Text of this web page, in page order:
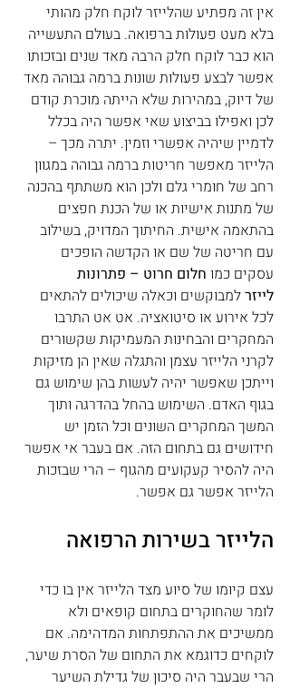
אין זה מפתיע שהלייזר לוקח חלק מהותי
בלא מעט פעולות ברפואה. בעולם התעשייה
הוא כבר לוקח חלק הרבה מאד שנים ובזכותו
אפשר לבצע פעולות שונות ברמה גבוהה מאד
של דיוק, במהירות שלא הייתה מוכרת קודם
לכן ואפילו בביצוע שאי אפשר היה בכלל
לדמיין שיהיה אפשרי וזמין. יתרה מכך –
הלייזר מאפשר חריטות ברמה גבוהה במגוון
רחב של חומרי גלם ולכן הוא משתתף בהכנה
של מתנות אישיות או של הכנת חפצים
בהתאמה אישית. החיתוך המדויק, בשילוב
עם חריטה של שם או הקדשה הופכים
עסקים כמו חלום חרוט – פתרונות
לייזר למבוקשים וכאלה שיכולים להתאים
לכל אירוע או סיטואציה. אט אט התרבו
המחקרים והבחינות המעמיקות שקשורים
לקרני הלייזר עצמן והתגלה שאין הן מזיקות
וייתכן שאפשר יהיה לעשות בהן שימוש גם
בגוף האדם. השימוש בהחל בהדרגה ותוך
המשך המחקרים השונים וכל הזמן יש
חידושים גם בתחום הזה. אם בעבר אי אפשר
היה להסיר קעקועים מהגוף – הרי שבזכות
הלייזר אפשר גם אפשר.
הלייזר בשירות הרפואה
עצם קיומו של סיוע מצד הלייזר אין בו כדי
לומר שהחוקרים בתחום קופאים ולא
ממשיכים את ההתפתחות המדהימה. אם
לוקחים כדוגמא את התחום של הסרת שיער,
הרי שבעבר היה סיכון של גדילת השיער